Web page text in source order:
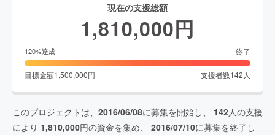
現在の支援総額
1,810,000円
120%達成 終了
目標金額1,500,000円 支援者数142 人
このプロジェクトは、 2016/06/08に募集を開始し、 142人の支援
により 1,810,000円の資金を集め、 2016/07/10に募集を終了し